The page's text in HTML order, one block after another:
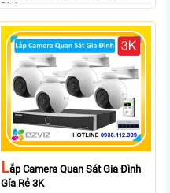
Định.
LẮp Camera Quan Sát Gia Đình
Gía Rẻ 3K